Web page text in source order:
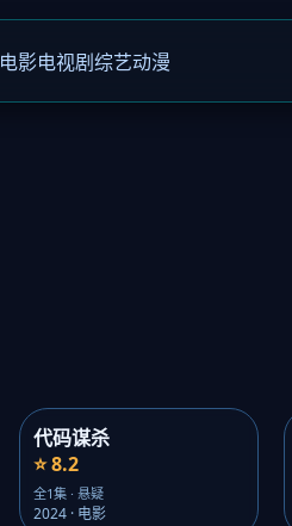
电影电视剧综艺动漫
代码谋杀
⭐ 8.2
全1集 · 悬疑
2024 · 电影